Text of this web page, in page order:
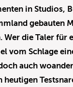
in Studios,
gebauten
Wer die Taler für
vom Schlage
auch
heutigen